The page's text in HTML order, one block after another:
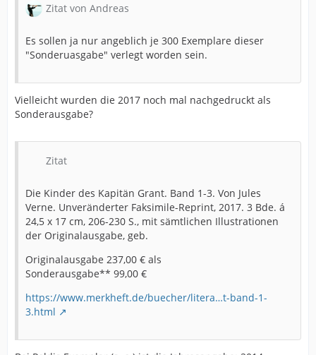
Zitat von Andreas
Es sollen ja nur angeblich je 300 Exemplare dieser
"Sonderuasgabe" verlegt worden sein.
Vielleicht wurden die 2017 noch mal nachgedruckt als
Sonderausgabe?
Zitat
Die Kinder des Kapitän Grant. Band 1-3. Von Jules
Verne. Unveränderter Faksimile-Reprint, 2017. 3 Bde. á
24,5 x 17 cm, 206-230 S., mit sämtlichen Illustrationen
der Originalausgabe, geb.
Originalausgabe 237,00 € als
Sonderausgabe** 99,00 €
https://www.merkheft.de/buecher/litera…t-band-1-
3.html